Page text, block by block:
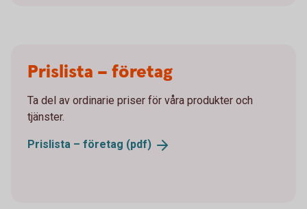
Prislista – företag
Ta del av ordinarie priser för våra produkter och
tjänster.
Prislista – företag (pdf)